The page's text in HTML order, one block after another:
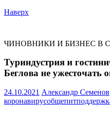
Наверх
ЧИНОВНИКИ И БИЗНЕС В
Туриндустрия и
Беглова не ужесточать
24.10.2021 Александр Семенов
коронавирусобщепит